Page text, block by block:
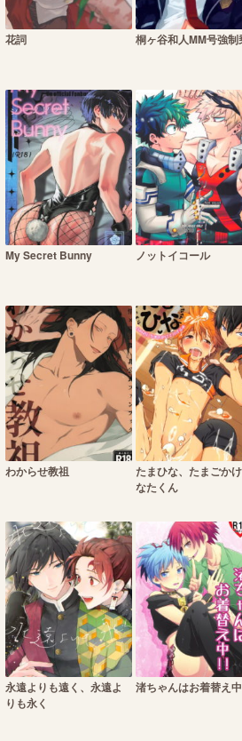
花詞 桐ヶ谷和人MM号強制
My Secret Bunny ノットイコール
わからせ教祖
たまひな、たまごか
なたくん
永遠よりも遠く、永遠よ
りも永く
渚ちゃんはお着替え